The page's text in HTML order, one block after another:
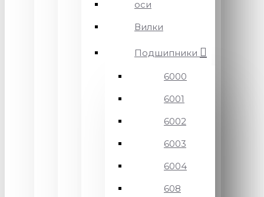
оси
Вилки
Подшипники
6000
6001
6002
6003
6004
608